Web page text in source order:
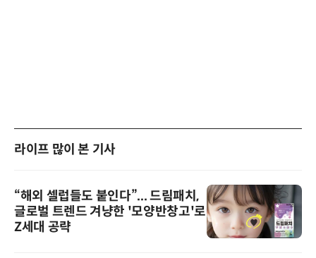
라이프 많이 본 기사
“해외 셀럽들도 붙인다”... 드림패치,
글로벌 트렌드 겨냥한 '모양반창고'로
Z세대 공략